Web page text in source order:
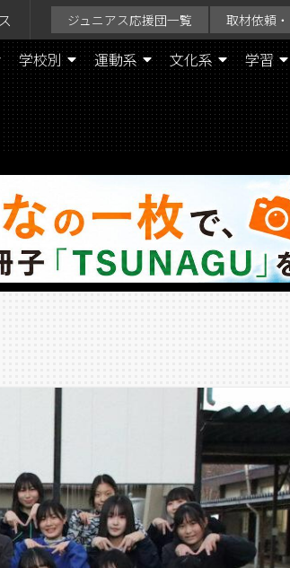
ジュニアス応援団一覧 取材依頼
学校別 運動系 文化系 学習